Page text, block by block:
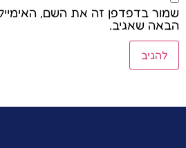
שמור בדפדפן זה את השם,
הבאה שאגיב.